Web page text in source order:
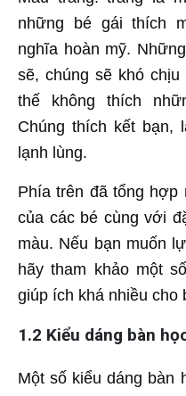
những bé gái thích
nghĩa hoàn mỹ.
sẽ, chúng sẽ khó
thế không thích
Chúng thích kết bạn,
lạnh lùng.
Phía trên đã tổng hợp
của các bé cùng với
màu. Nếu bạn muốn
hãy tham khảo một
giúp ích khá nhiều cho
1.2 Kiểu dáng bàn
Một số kiểu dáng bàn